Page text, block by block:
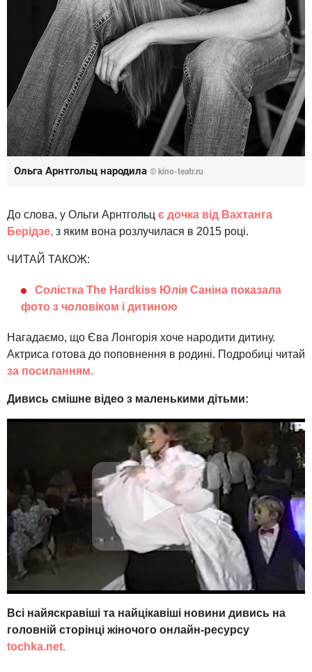
Ольга Арнтгольц народила © kino-teatr.ru
До слова, у Ольги Арнтгольц є дочка від Вахтанга
Берідзе, з яким вона розлучилася в 2015 році.
ЧИТАЙ ТАКОЖ:
Солістка The Hardkiss Юлія Саніна показала
фото з чоловіком і дитиною
Нагадаємо, що Єва Лонгорія хоче народити дитину.
Актриса готова до поповнення в родині. Подробиці читай
за посиланням.
Дивись смішне відео з маленькими дітьми:
Всі найяскравіші та найцікавіші новини дивись на
головній сторінці жіночого онлайн-ресурсу
tochka.net.